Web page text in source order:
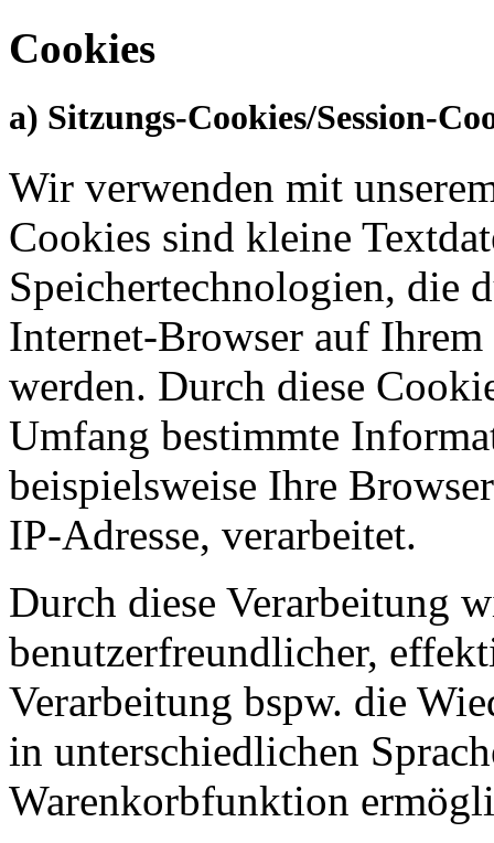
Cookies
a) Sitzungs-Cookies/Session-
Wir verwenden mit
Cookies sind kleine
Speichertechnologien, die
Internet-Browser auf
werden. Durch diese
Umfang bestimmte
beispielsweise Ihre
IP-Adresse, verarbeitet.
Durch diese Verarbeitung
benutzerfreundlicher,
Verarbeitung bspw. die
in unterschiedlichen
Warenkorbfunktion